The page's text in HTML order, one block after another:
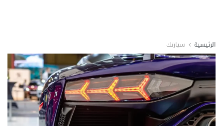
الرئيسية سيارتك